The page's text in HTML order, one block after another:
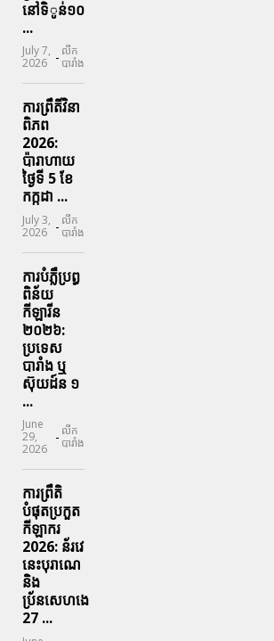
នៅទិូន់១០
...
July 7,
2026 - លីក
បារាំង
ការព្រឹតិ៍វិនា
ពិភព
2026:
ប៉ារាហាយ
ថ្ងៃទី 5 ខែ
កក្កដា ...
July 3,
2026 - លីក
បារាំង
ការបំភ្លឺប្រព្ធ​
ពិន័យ​
កីឡារីន​
២០២៦:
ប្រទេស​
បារាំង​ ឬ​
ស៊ុយដ៍ន​ ១
...
June
29,
2026
- លីក
បារាំង
ការព្រឹតិ
បំផុតប្រកួត
កីឡាករ
2026: ន័រវេ
នេះបុរាណេ
និង
ប្រ័នសេហងេ
27 ...